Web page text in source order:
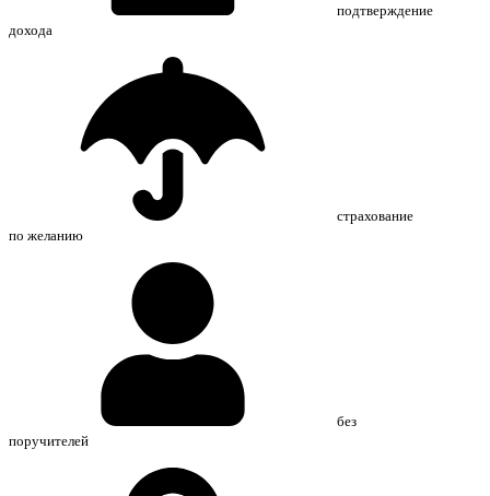
подтверждение
дохода
страхование
по желанию
без
поручителей